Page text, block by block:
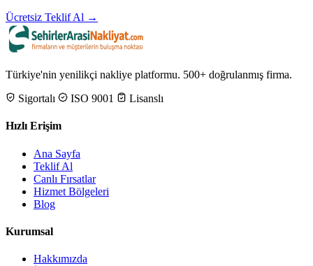
Ücretsiz Teklif Al →
Türkiye'nin yenilikçi nakliye platformu. 500+ doğrulanmış firma.
Sigortalı
ISO 9001 Lisanslı
Hızlı Erişim
Ana Sayfa
Teklif Al
Canlı Fırsatlar
Hizmet Bölgeleri
Blog
Kurumsal
Hakkımızda